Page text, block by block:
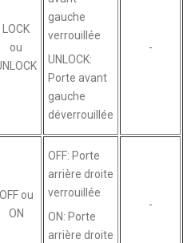
LOCK
ou
gauche
verrouillée
UNLOCK:
Porte avant
gauche
déverrouillée
-
OFF ou
ON
OFF: Porte
arrière droite
verrouillée
ON: Porte
arrière droite
-